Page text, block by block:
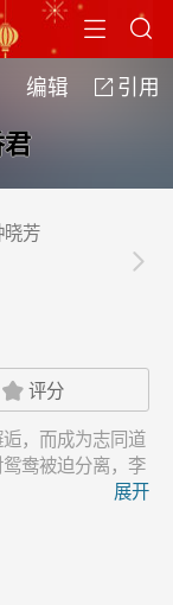
 
编辑  引用
晓芳

 评分
，而成为志同道
鸯被迫分离，李
展开